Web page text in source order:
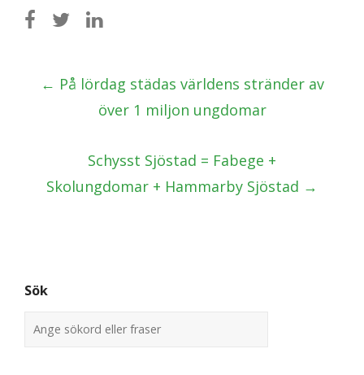
Post
navigation
← På lördag städas världens stränder av
över 1 miljon ungdomar
​Schysst Sjöstad = Fabege +
Skolungdomar + Hammarby Sjöstad →
Sök